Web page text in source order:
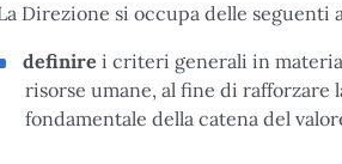
Direzione si occupa delle seguenti
definire i criteri generali in
risorse umane, al fine di rafforzare
fondamentale della catena del